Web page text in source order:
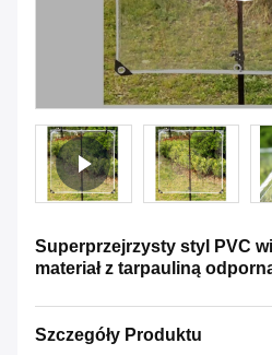
Superprzejrzysty styl PVC
materiał z tarpauliną
Szczegóły Produktu